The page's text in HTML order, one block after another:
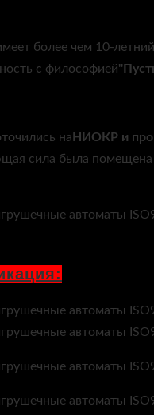
более чем 10-
с философией
на НИОКР и
сила была помещена